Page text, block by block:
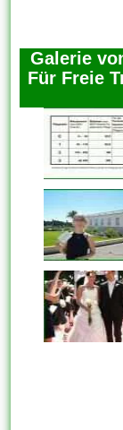
Galerie
Für Freie